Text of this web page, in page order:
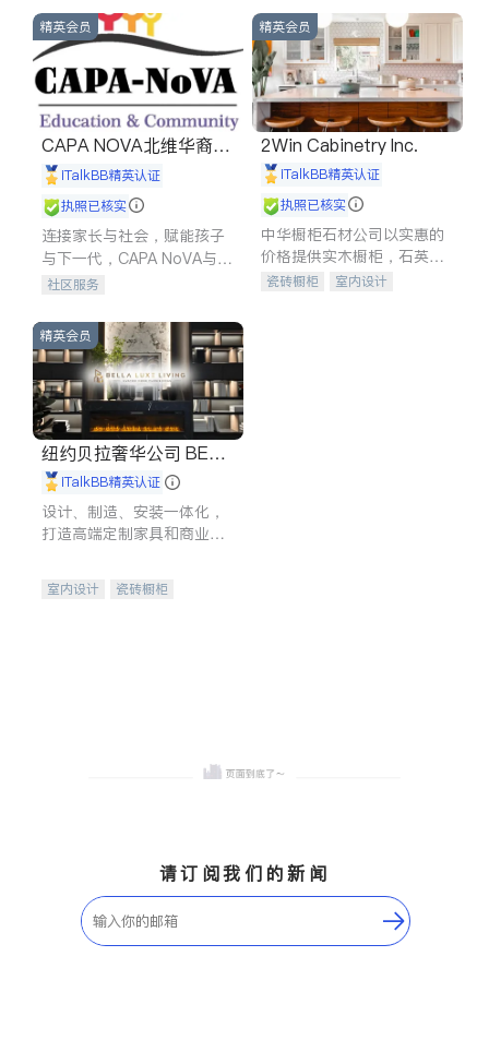
建筑合同、刑事案件全包办
信托/遗嘱
商业
索赔
律师-其它 保释
精英会员
CAPA NOVA北维华裔家
长会iTalkBB精英认证
执照已核实
连接家长与社会，赋能孩子
与下一代，CAPA NoVA与您
携手建设包容、公平、充满
社区服务
精英会员
2Win Cabinetry Inc.
iTalkBB精英认证
执照已核实
中华橱柜石材公司以实惠的
价格提供实木橱柜，石英石
台面，多种优质不锈钢水
瓷砖橱柜
室内设计
精英会员
纽约贝拉奢华公司 BELL
A LUXE
iTalkBB精英认证
设计、制造、安装一体化，
打造高端定制家具和商业空
室内设计
瓷砖橱柜
请订阅我们的新闻